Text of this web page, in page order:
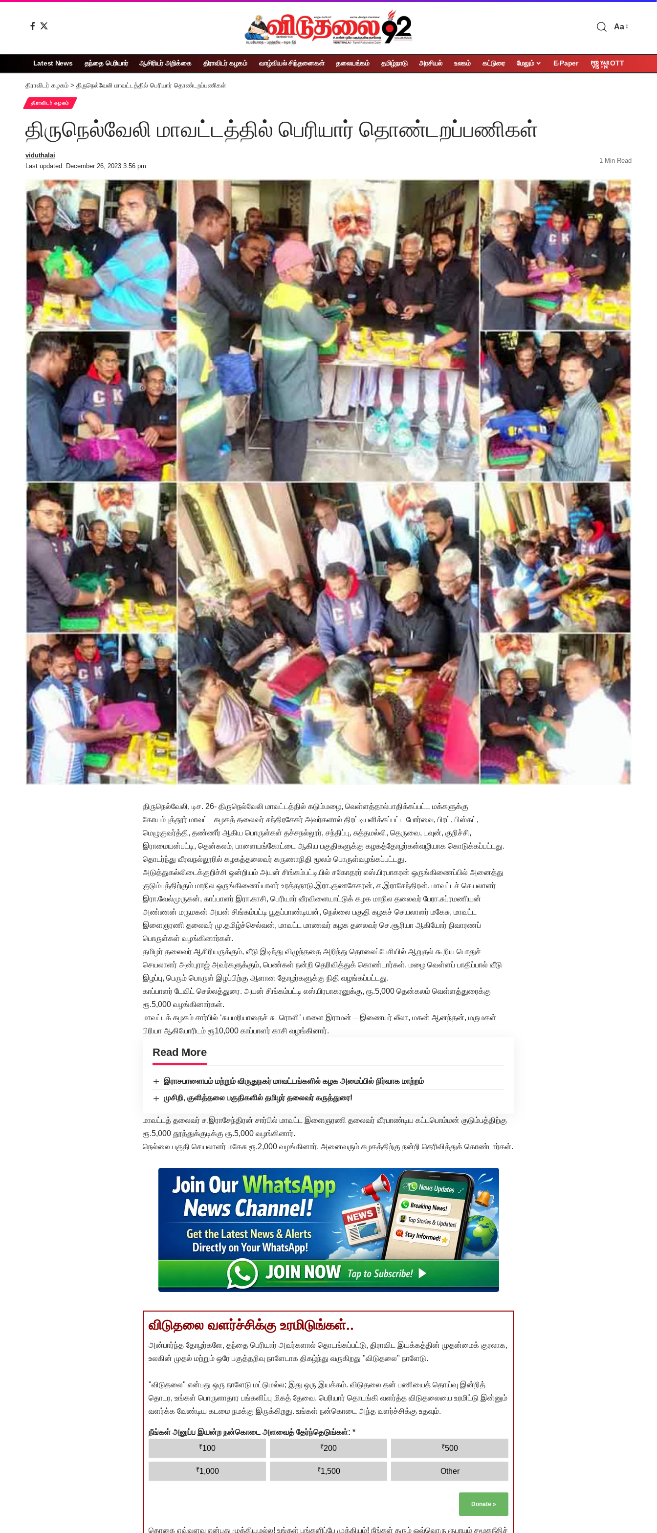
Aa
Latest News தந்தை பெரியார் ஆசிரியர் அறிக்கை திராவிடர் கழகம் வாழ்வியல் சிந்தனைகள் தலையங்கம் தமிழ்நாடு அரசியல் உலகம் கட்டுரை மேலும் E-Paper OTT
திராவிடர் கழகம் > திருநெல்வேலி மாவட்டத்தில் பெரியார் தொண்டறப்பணிகள்
திராவிடர் கழகம்
திருநெல்வேலி மாவட்டத்தில் பெரியார் தொண்டறப்பணிகள்
Last updated: December 26, 2023 3:56 pm
viduthalai
1 Min Read
திருநெல்வேலி, டிச. 26- திருநெல்வேலி மாவட்டத்தில் கடும்மழை, வெள்ளத்தால்பாதிக்கப்பட்ட மக்களுக்கு
கோயம்புத்தூர் மாவட்ட கழகத் தலைவர் சந்திரசேகர் அவர்களால் திரட்டியளிக்கப்பட்ட போர்வை, பிரட், பிஸ்கட்,
மெழுகுவர்த்தி, தண்ணீர் ஆகிய பொருள்கள் தச்சநல்லூர், சந்திப்பு, சுத்தமல்லி, தெருவை, டவுன், குறிச்சி,
இராமையன்பட்டி, தென்கலம், பாளையங்கோட்டை ஆகிய பகுதிகளுக்கு கழகத்தோழர்கள்வழியாக கொடுக்கப்பட்டது.
தொடர்ந்து வீரவநல்லூரில் கழகத்தலைவர் கருணாநிதி மூலம் பொருள்வழங்கப்பட்டது.
அடுத்துகல்லிடைக்குறிச்சி ஒன்றியம் அயன் சிங்கம்பட்டியில் சகோதரர் எஸ்.பிரபாகரன் ஒருங்கிணைப்பில் அனைத்து
குடும்பத்திற்கும் மாநில ஒருங்கிணைப்பாளர் உரத்தநாடு.இரா.குணசேகரன், ச.இராசேந்திரன், மாவட்டச் செயலாளர்
இரா.வேல்முருகன், காப்பாளர் இரா.காசி, பெரியார் வீரவிளையாட்டுக் கழக மாநில தலைவர் பேரா.சுப்ரமணியன்
அண்ணன் மருமகன் அயன் சிங்கம்பட்டி பூதப்பாண்டியன், நெல்லை பகுதி கழகச் செயலாளர் மகேசு, மாவட்ட
இளைஞரணி தலைவர் மு.தமிழ்ச்செல்வன், மாவட்ட மாணவர் கழக தலைவர் செ.சூரியா ஆகியோர் நிவாரணப்
பொருள்கள் வழங்கினார்கள்.
தமிழர் தலைவர் ஆசிரியருக்கும், வீடு இடிந்து விழுந்ததை அறிந்து தொலைப்பேசியில் ஆறுதல் கூறிய பொதுச்
செயலாளர் அன்புராஜ் அவர்களுக்கும், பெண்கள் நன்றி தெரிவித்துக் கொண்டார்கள். மழை வெள்ளப் பாதிப்பால் வீடு
இழப்பு, பெரும் பொருள் இழப்பிற்கு ஆளான தோழர்களுக்கு நிதி வழங்கப்பட்டது.
காப்பாளர் டேவிட் செல்லத்துரை. அயன் சிங்கம்பட்டி எஸ்.பிரபாகரனுக்கு, ரூ.5,000 தென்கலம் வெள்ளத்துரைக்கு
ரூ.5,000 வழங்கினார்கள்.
மாவட்டக் கழகம் சார்பில் ‘சுயமரியாதைச் சுடரொளி’ பாளை இராமன் – இணையர் லீலா, மகன் ஆனந்தன், மருமகள்
பிரியா ஆகியோரிடம் ரூ10,000 காப்பாளர் காசி வழங்கினார்.
Read More
இராசபாளையம் மற்றும் விருதுநகர் மாவட்டங்களில் கழக அமைப்பில் நிர்வாக மாற்றம்
முசிறி, குளித்தலை பகுதிகளில் தமிழர் தலைவர் கருத்துரை!
மாவட்டத் தலைவர் ச.இராசேந்திரன் சார்பில் மாவட்ட இளைஞரணி தலைவர் வீரபாண்டிய கட்டபொம்மன் குடும்பத்திற்கு
ரூ.5,000 தூத்துக்குடிக்கு ரூ.5,000 வழங்கினார்.
நெல்லை பகுதி செயலாளர் மகேசு ரூ.2,000 வழங்கினார். அனைவரும் கழகத்திற்கு நன்றி தெரிவித்துக் கொண்டார்கள்.
விடுதலை வளர்ச்சிக்கு உரமிடுங்கள்..
அன்பார்ந்த தோழர்களே, தந்தை பெரியார் அவர்களால் தொடங்கப்பட்டு, திராவிட இயக்கத்தின் முதன்மைக் குரலாக,
உலகின் முதல் மற்றும் ஒரே பகுத்தறிவு நாளேடாக திகழ்ந்து வருகிறது "விடுதலை" நாளேடு.
"விடுதலை" என்பது ஒரு நாளேடு மட்டுமல்ல; இது ஒரு இயக்கம். விடுதலை தன் பணியைத் தொய்வு இன்றித்
தொடர, உங்கள் பொருளாதார பங்களிப்பு மிகத் தேவை. பெரியார் தொடங்கி வளர்த்த விடுதலையை உரமிட்டு இன்னும்
வளர்க்க வேண்டிய கடமை நமக்கு இருக்கிறது. உங்கள் நன்கொடை அந்த வளர்ச்சிக்கு உதவும்.
நீங்கள் அனுப்ப இயன்ற நன்கொடை அளவைத் தேர்ந்தெடுங்கள்: *
₹100 ₹200 ₹500
₹1,000 ₹1,500 Other
Donate »
தொகை எவ்வளவு என்பது முக்கியமல்ல! உங்கள் பங்களிப்பே முக்கியம்! நீங்கள் தரும் ஒவ்வொரு ரூபாயும் சமூகநீதிச்